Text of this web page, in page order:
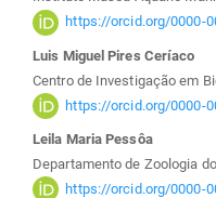
https://orcid.org/0000-
Luis Miguel Pires Ceríaco
Centro de Investigação em
https://orcid.org/0000-
Leila Maria Pessôa
Departamento de Zoologia
https://orcid.org/0000-